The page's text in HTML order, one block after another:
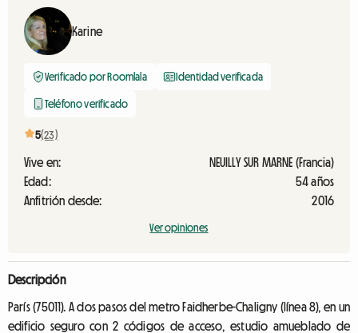
Karine
Verificado por Roomlala Identidad verificada
Teléfono verificado
5(23)
Vive en:
NEUILLY SUR MARNE (Francia)
Edad:
54 años
Anfitrión desde:
2016
Ver opiniones
Descripción
París (75011). A dos pasos del metro Faidherbe-Chaligny (línea 8), en un
edificio seguro con 2 códigos de acceso, estudio amueblado de